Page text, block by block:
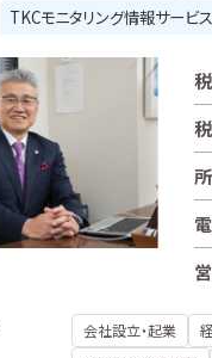
TKCモニタリング情報サービ
会社設立・起業